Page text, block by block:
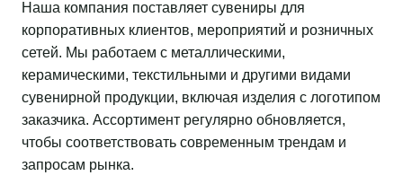
Наша компания поставляет сувениры для
корпоративных клиентов, мероприятий и розничных
сетей. Мы работаем с металлическими,
керамическими, текстильными и другими видами
сувенирной продукции, включая изделия с логотипом
заказчика. Ассортимент регулярно обновляется,
чтобы соответствовать современным трендам и
запросам рынка.